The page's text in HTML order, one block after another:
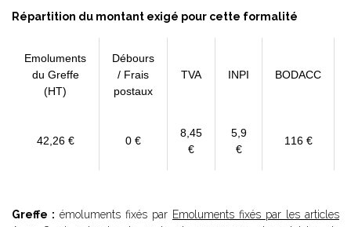
Répartition du montant exigé pour cette formalité
Emoluments
du Greffe
(HT)
Débours
/ Frais
postaux
TVA INPI BODACC
42,26 € 0 €
8,45
€
5,9
€
116 €
Greffe : émoluments fixés par Emoluments fixés par les articles